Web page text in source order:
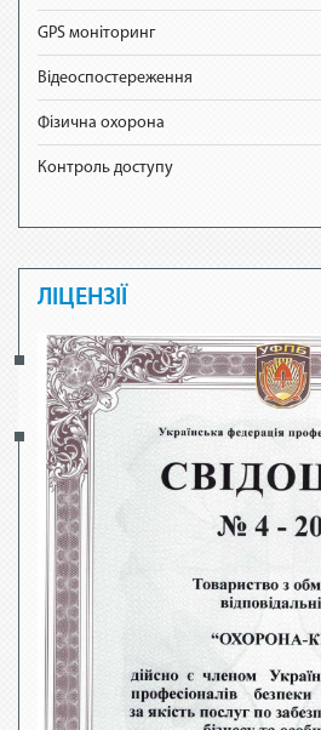
GPS моніторинг
Відеоспостереження
Фізична охорона
Контроль доступу
ЛІЦЕНЗІЇ